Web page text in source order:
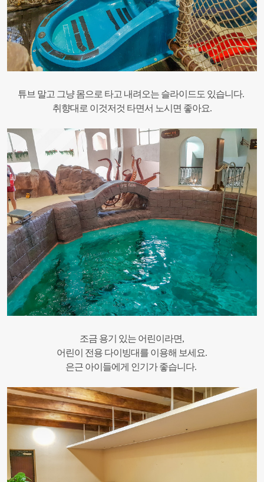
튜브 말고 그냥 몸으로 타고 내려오는 슬라이드도 있습니다.
취향대로 이것저것 타면서 노시면 좋아요.
조금 용기 있는 어린이라면,
어린이 전용 다이빙대를 이용해 보세요.
은근 아이들에게 인기가 좋습니다.